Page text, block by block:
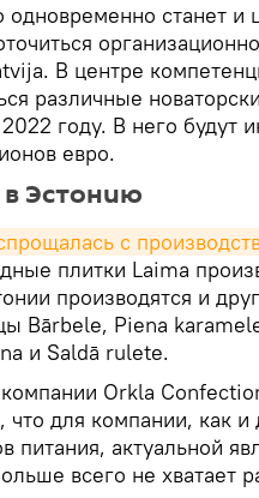
одновременно станет и
В центре
различные
году. В него будут
евро.
Эстонию
с
плитки Laima
производятся и
Bārbele, Piena
и Saldā rulete.
Orkla
для компании, как и
питания, актуальной
всего не хватает